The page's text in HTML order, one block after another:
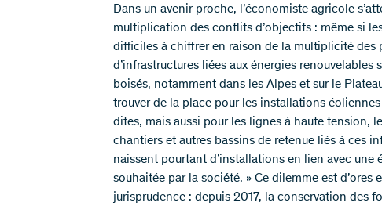
Dans un avenir proche, l’économiste agricole
multiplication des conflits d’objectifs : même si
difficiles à chiffrer en raison de la multiplicité des
d’infrastructures liées aux énergies renouvelables
boisés, notamment dans les Alpes et sur le
trouver de la place pour les installations
dites, mais aussi pour les lignes à haute tension,
chantiers et autres bassins de retenue liés à ces
naissent pourtant d’installations en lien avec une
souhaitée par la société. » Ce dilemme est d’ores
jurisprudence : depuis 2017, la conservation des